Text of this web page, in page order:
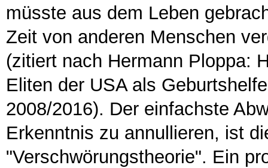
müsste aus dem Leben
Zeit von anderen Menschen
(zitiert nach Hermann Ploppa:
Eliten der USA als
2008/2016). Der einfachste
Erkenntnis zu annullieren, ist
"Verschwörungstheorie". Ein